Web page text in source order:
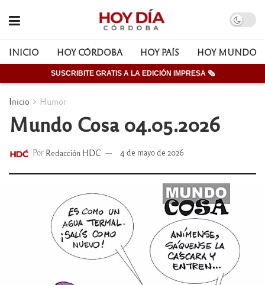
INICIO HOY CÓRDOBA HOY PAÍS HOY MUNDO
SUSCRIBITE GRATIS A LA EDICIÓN IMPRESA 🗞
Inicio Humor
Mundo Cosa 04.05.2026
Por Redacción HDC 4 de mayo de 2026